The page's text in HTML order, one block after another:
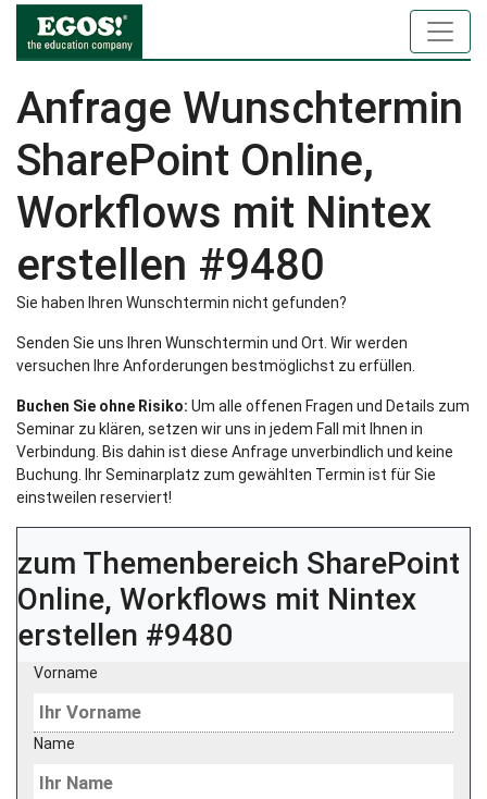
Anfrage Wunschtermin
SharePoint Online,
Workflows mit Nintex
erstellen #9480
Sie haben Ihren Wunschtermin nicht gefunden?
Senden Sie uns Ihren Wunschtermin und Ort. Wir werden
versuchen Ihre Anforderungen bestmöglichst zu erfüllen.
Buchen Sie ohne Risiko: Um alle offenen Fragen und Details zum
Seminar zu klären, setzen wir uns in jedem Fall mit Ihnen in
Verbindung. Bis dahin ist diese Anfrage unverbindlich und keine
Buchung. Ihr Seminarplatz zum gewählten Termin ist für Sie
einstweilen reserviert!
zum Themenbereich SharePoint
Online, Workflows mit Nintex
erstellen #9480
Vorname
Name